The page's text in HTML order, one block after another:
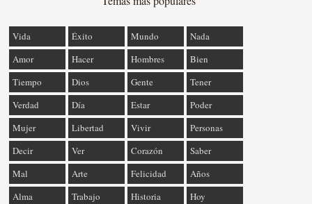
Vida Éxito Mundo
Nada
Amor
Hacer Hombres
Bien
Tiempo
Dios Gente
Tener
Verdad
Día Estar
Poder
Mujer
Libertad Vivir
Personas
Decir
Ver Corazón
Saber
Mal
Arte Felicidad
Años
Alma
Trabajo Historia Hoy